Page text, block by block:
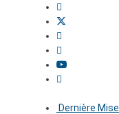
Dernière